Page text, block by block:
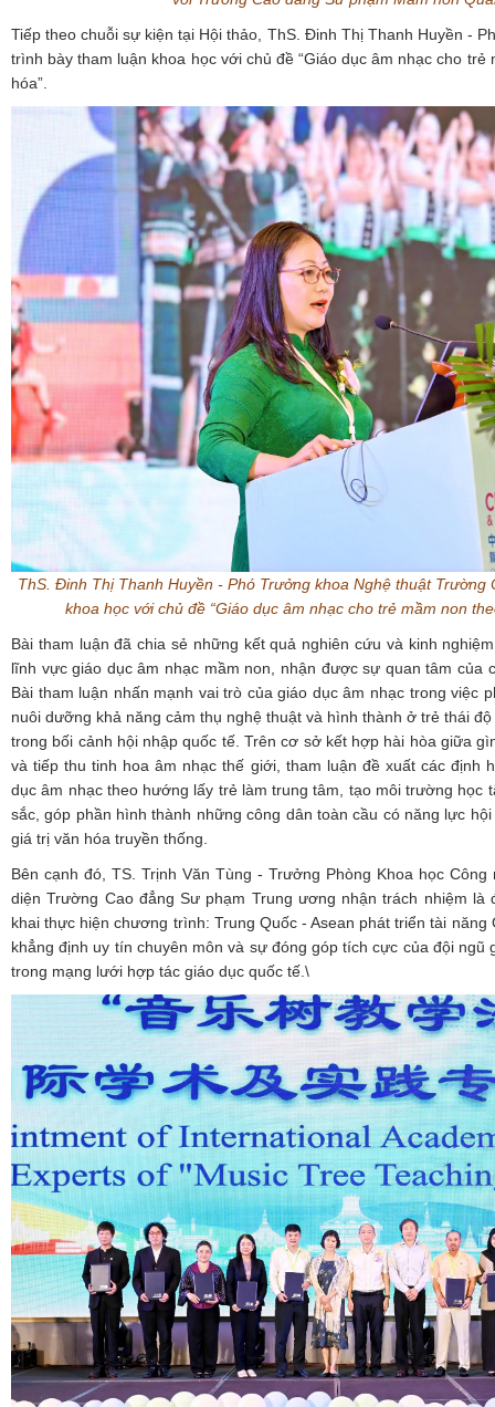
Tiếp theo chuỗi sự kiện tại Hội thảo, ThS. Đinh Thị Thanh Huyền -
trình bày tham luận khoa học với chủ đề “Giáo dục âm nhạc cho trẻ
hóa”.
ThS. Đinh Thị Thanh Huyền- Phó Trưởng khoa Nghệ thuậtTrường
khoa học với chủ đề “Giáo dục âm nhạc cho trẻ mầm non
Bài tham luận đã chia sẻ những kết quả nghiên cứu và kinh
lĩnh vực giáo dục âm nhạc mầm non, nhận được sự quan tâm của
Bài tham luận nhấn mạnh vai trò của giáo dục âm nhạc trong việc
nuôi dưỡng khả năng cảm thụ nghệ thuật và hình thành ở trẻ thái
trong bối cảnh hội nhập quốc tế. Trên cơ sở kết hợp hài hòa giữa
và tiếp thu tinh hoa âm nhạc thế giới, tham luận đề xuất các định
dục âm nhạc theo hướng lấy trẻ làm trung tâm, tạo môi trường học
sắc, góp phần hình thành những công dân toàn cầu có năng lực
giá trị văn hóa truyền thống.
Bên cạnh đó, TS. Trịnh Văn Tùng - Trưởng Phòng Khoa học
diện Trường Cao đẳng Sư phạm Trung ương nhận trách nhiệm là
khai thực hiện chương trình: Trung Quốc - Asean phát triển tài năng
khẳng định uy tín chuyên môn và sự đóng góp tích cực của đội ngũ
trong mạng lưới hợp tác giáo dục quốc tế.\